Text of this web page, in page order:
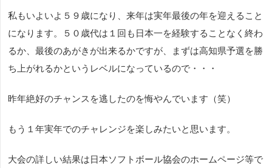
私もいよいよ５９歳になり、来年は実年最後の年を迎えること
になります。５０歳代は１回も日本一を経験することなく終わ
るか、最後のあがきが出来るかですが、まずは高知県予選を勝
ち上がれるかというレベルになっているので・・・
昨年絶好のチャンスを逃したのを悔やんでいます（笑）
もう１年実年でのチャレンジを楽しみたいと思います。
大会の詳しい結果は日本ソフトボール協会のホームページ等で